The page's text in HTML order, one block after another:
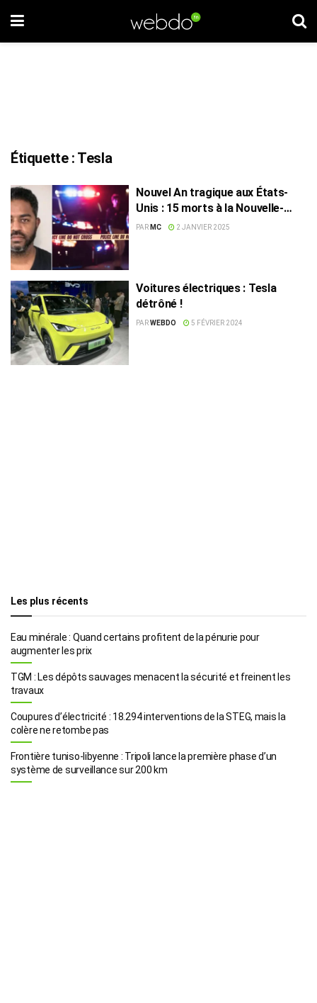
Étiquette : Tesla
Nouvel An tragique aux États-
Unis : 15 morts à la Nouvelle-
Orléans et une explosion
PAR MC 2 JANVIER 2025
Voitures électriques : Tesla
détrôné !
PARWEBDO 5 FÉVRIER 2024
Les plus récents
Eau minérale : Quand certains profitent de la pénurie pour
augmenter les prix
TGM : Les dépôts sauvages menacent la sécurité et freinent les
travaux
Coupures d’électricité : 18.294 interventions de la STEG, mais la
colère ne retombe pas
Frontière tuniso-libyenne : Tripoli lance la première phase d’un
système de surveillance sur 200 km